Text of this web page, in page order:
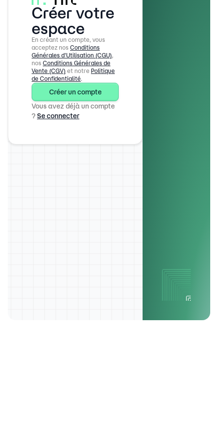
Créer votre
espace
En créant un compte, vous
acceptez nos Conditions
Générales d'Utilisation (CGU),
nos Conditions Générales de
Vente (CGV) et notre Politique
de Confidentialité.
Créer un compte
Vous avez déjà un compte
?Se connecter